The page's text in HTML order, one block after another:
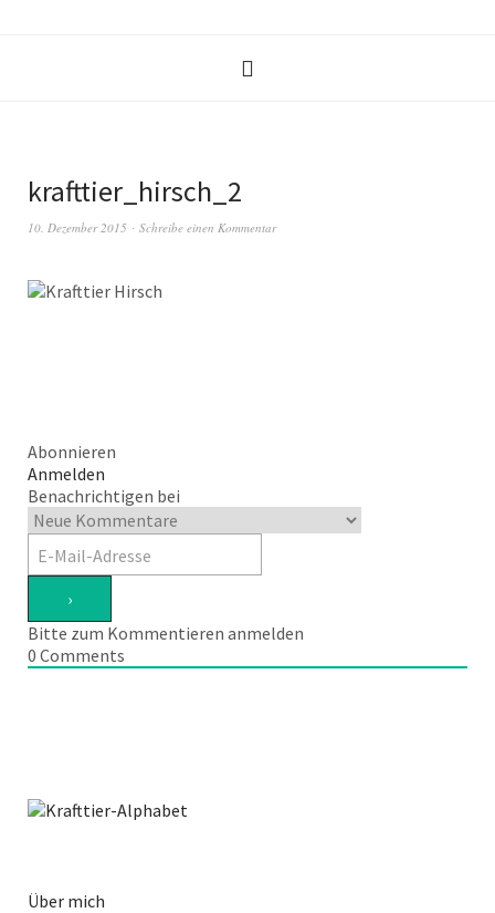
krafttier_hirsch_2
10. Dezember 2015 Schreibe einen Kommentar
Abonnieren
Anmelden
Benachrichtigen bei
Bitte zum Kommentieren anmelden
0 Comments
Über mich